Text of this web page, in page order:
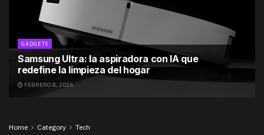
GADGETS
Samsung Ultra: la aspiradora con IA que
redefine la limpieza del hogar
FEBRERO 8, 2026
Home Category Tech